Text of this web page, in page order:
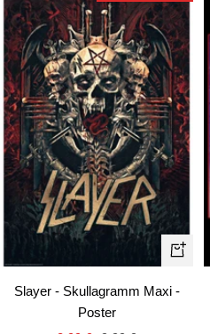
Ajouter
Slayer - Skullagramm Maxi -
Poster